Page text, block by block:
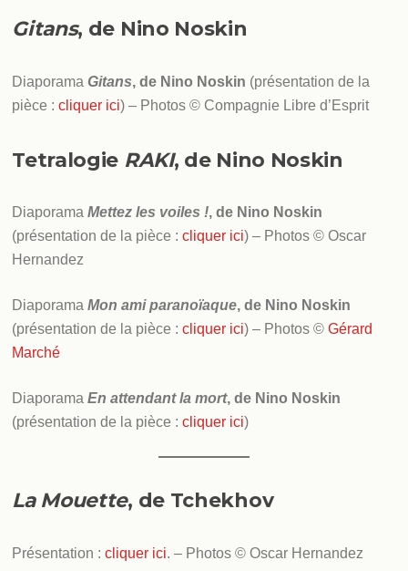
Gitans, de Nino Noskin
DiaporamaGitans, de Nino Noskin (présentation de la
pièce :cliquer ici) – Photos © Compagnie Libre d’Esprit
Tetralogie RAKI, de Nino Noskin
DiaporamaMettez les voiles !, de Nino Noskin
(présentation de la pièce :cliquer ici) – Photos © Oscar
Hernandez
DiaporamaMon ami paranoïaque, de Nino Noskin
(présentation de la pièce :cliquer ici) – Photos ©Gérard
Marché
DiaporamaEn attendant la mort, de Nino Noskin
(présentation de la pièce :cliquer ici)
La Mouette, de Tchekhov
Présentation :cliquer ici. – Photos © Oscar Hernandez